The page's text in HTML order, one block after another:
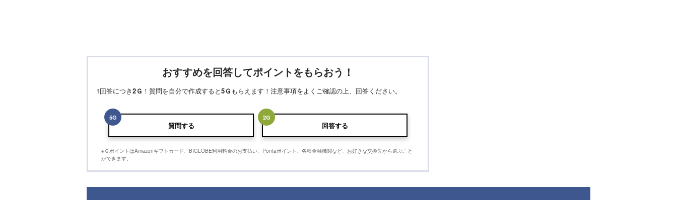
おすすめを回答してポイントをもらおう！
1回答につき2Ｇ ！質問を自分で作成すると5Ｇ もらえます！注意事項をよくご確認の上、回答ください。
5G
質問する
2G
回答する
※ＧポイントはAmazonギフトカード、BIGLOBE利用料金のお支払い、Pontaポイント、各種金融機関など、お好きな交換先から選ぶこと
ができます。